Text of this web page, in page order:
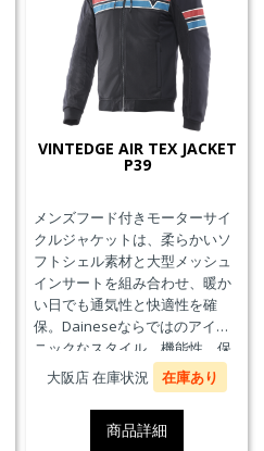
VINTEDGE AIR TEX JACKET
P39
メンズフード付きモーターサイ
クルジャケットは、柔らかいソ
フトシェル素材と大型メッシュ
インサートを組み合わせ、暖か
い日でも通気性と快適性を確
保。Daineseならではのアイコ
ニックなスタイル、機能性、保
護性能を兼ね備え、郊外でのツ
ーリングや都市での通勤に最適
大阪店 在庫状況 在庫あり
商品詳細